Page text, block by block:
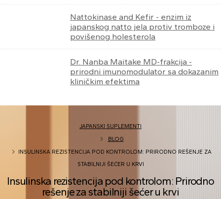
Nattokinase and Kefir - enzim iz
japanskog natto jela protiv tromboze i
povišenog holesterola
Dr. Nanba Maitake MD-frakcija -
prirodni imunomodulator sa dokazanim
kliničkim efektima
Insulinska rezistencija pod kontrolom: Prirodno
rešenje za stabilniji šećer u krvi
JAPANSKI SUPLEMENTI
BLOG
INSULINSKA REZISTENCIJA POD KONTROLOM: PRIRODNO REŠENJE ZA
STABILNIJI ŠEĆER U KRVI